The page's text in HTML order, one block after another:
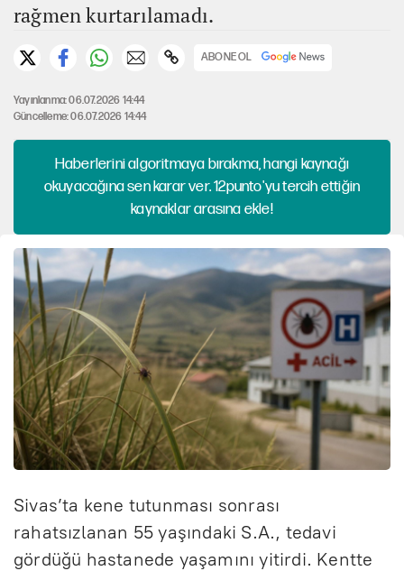
rağmen kurtarılamadı.
ABONE OL
Yayınlanma: 06.07.2026 14:44
Güncelleme: 06.07.2026 14:44
Haberlerini algoritmaya bırakma, hangi kaynağı
okuyacağına sen karar ver. 12punto'yu tercih ettiğin
kaynaklar arasına ekle!
Sivas’ta kene tutunması sonrası
rahatsızlanan 55 yaşındaki S.A., tedavi
gördüğü hastanede yaşamını yitirdi. Kentte